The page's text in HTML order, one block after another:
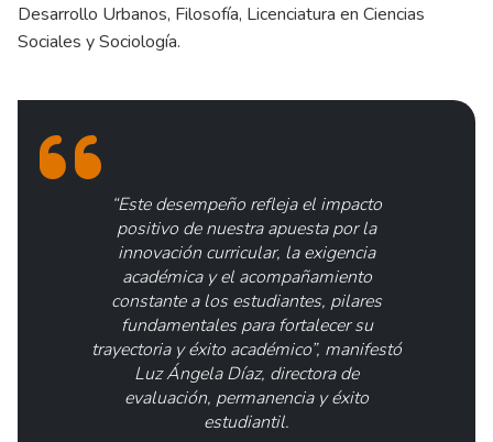
Desarrollo Urbanos, Filosofía, Licenciatura en Ciencias
Sociales y Sociología.
“Este desempeño refleja el impacto
positivo de nuestra apuesta por la
innovación curricular, la exigencia
académica y el acompañamiento
constante a los estudiantes, pilares
fundamentales para fortalecer su
trayectoria y éxito académico”, manifestó
Luz Ángela Díaz, directora de
evaluación, permanencia y éxito
estudiantil.